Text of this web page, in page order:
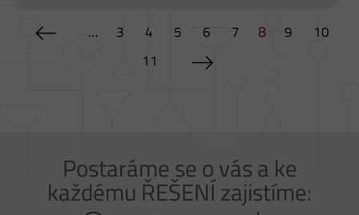
… 3 4 5 6 7 8 9
10
11
Postaráme se o vás a ke
každému ŘEŠENÍ zajistíme: